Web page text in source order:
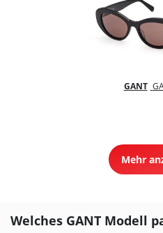
GANT
Mehr
Welches GANT Modell